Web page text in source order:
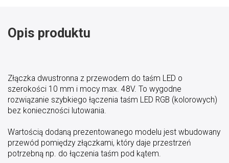
Opis produktu
Złączka dwustronna z przewodem do taśm LED o
szerokości 10 mm i mocy max. 48V. To wygodne
rozwiązanie szybkiego łączenia taśm LED RGB (kolorowych)
bez konieczności lutowania.
Wartością dodaną prezentowanego modelu jest wbudowany
przewód pomiędzy złączkami, który daje przestrzeń
potrzebną np. do łączenia taśm pod kątem.